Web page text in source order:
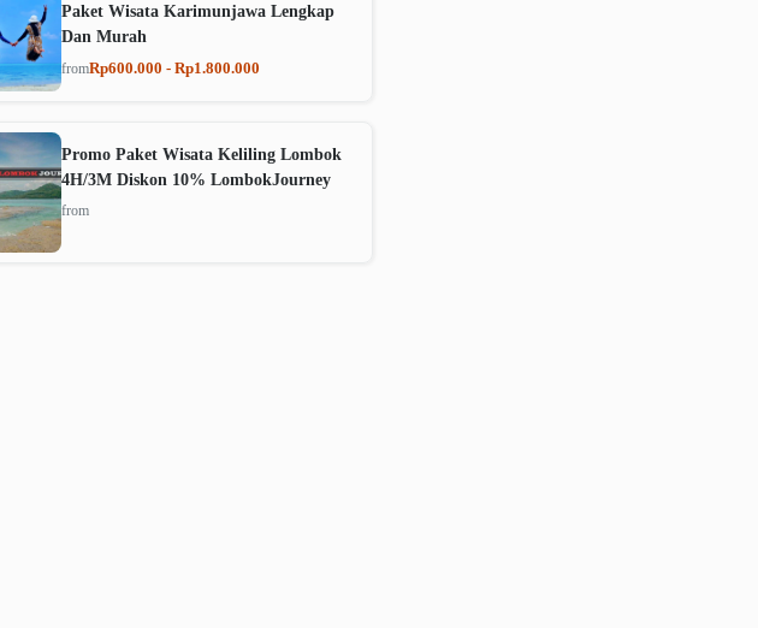
Paket Wisata Karimunjawa Lengkap
Dan Murah
fromRp600.000 - Rp1.800.000
Promo Paket Wisata Keliling Lombok
4H/3M Diskon 10% LombokJourney
from